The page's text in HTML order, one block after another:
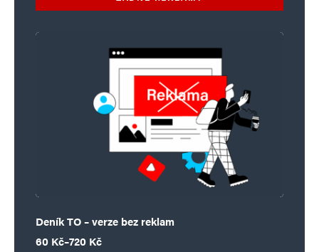
Deník TO – verze bez reklam
60 Kč–720 Kč
Rozpětí cen: 60 Kč až 720 Kč